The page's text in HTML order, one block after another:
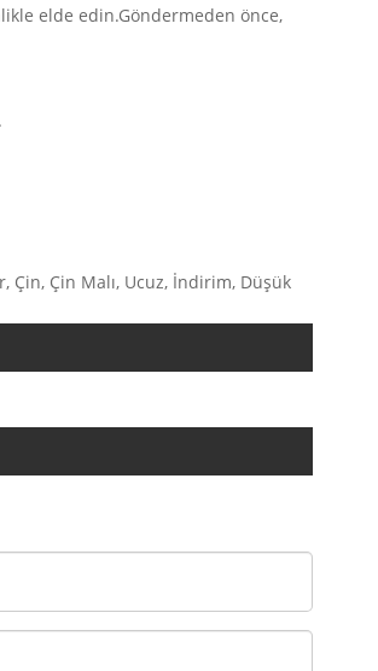
elde edin.Göndermeden önce,
Çin, Çin Malı, Ucuz, İndirim, Düşük